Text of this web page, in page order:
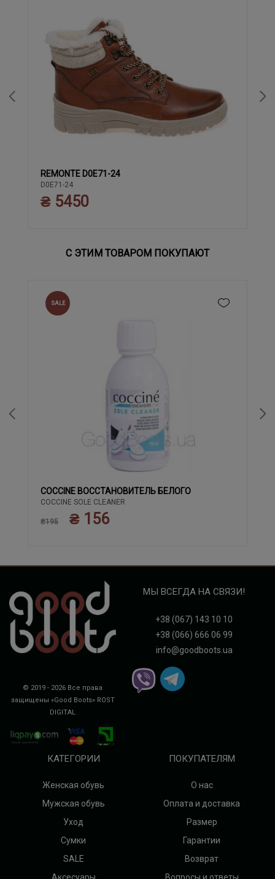
36 37 38 39
REMONTE D0E71-24
D0E71-24
₴ 5450
С ЭТИМ ТОВАРОМ ПОКУПАЮТ
SALE
COCCINE ВОССТАНОВИТЕЛЬ БЕЛОГО
COCCINE SOLE CLEANER
₴195 ₴ 156
© 2019 - 2026 Все права
защищены «Good Boots» ROST
DIGITAL
МЫ ВСЕГДА НА СВЯЗИ!
+38 (067) 143 10 10
+38 (066) 666 06 99
info@goodboots.ua
КАТЕГОРИИ
Женская обувь
Мужская обувь
Уход
Сумки
SALE
ПОКУПАТЕЛЯМ
О нас
Оплата и доставка
Размер
Гарантии
Возврат